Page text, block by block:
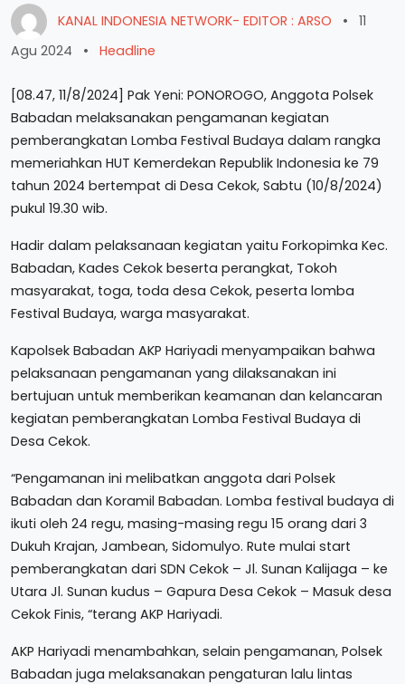
KANAL INDONESIA NETWORK- EDITOR : ARSO •
11
Agu 2024
• Headline
[08.47, 11/8/2024] Pak Yeni: PONOROGO, Anggota Polsek
Babadan melaksanakan pengamanan kegiatan
pemberangkatan Lomba Festival Budaya dalam rangka
memeriahkan HUT Kemerdekan Republik Indonesia ke 79
tahun 2024 bertempat di Desa Cekok, Sabtu (10/8/2024)
pukul 19.30 wib.
Hadir dalam pelaksanaan kegiatan yaitu Forkopimka Kec.
Babadan, Kades Cekok beserta perangkat, Tokoh
masyarakat, toga, toda desa Cekok, peserta lomba
Festival Budaya, warga masyarakat.
Kapolsek Babadan AKP Hariyadi menyampaikan bahwa
pelaksanaan pengamanan yang dilaksanakan ini
bertujuan untuk memberikan keamanan dan kelancaran
kegiatan pemberangkatan Lomba Festival Budaya di
Desa Cekok.
“Pengamanan ini melibatkan anggota dari Polsek
Babadan dan Koramil Babadan. Lomba festival budaya di
ikuti oleh 24 regu, masing-masing regu 15 orang dari 3
Dukuh Krajan, Jambean, Sidomulyo. Rute mulai start
pemberangkatan dari SDN Cekok – Jl. Sunan Kalijaga – ke
Utara Jl. Sunan kudus – Gapura Desa Cekok – Masuk desa
Cekok Finis, “terang AKP Hariyadi.
AKP Hariyadi menambahkan, selain pengamanan, Polsek
Babadan juga melaksanakan pengaturan lalu lintas